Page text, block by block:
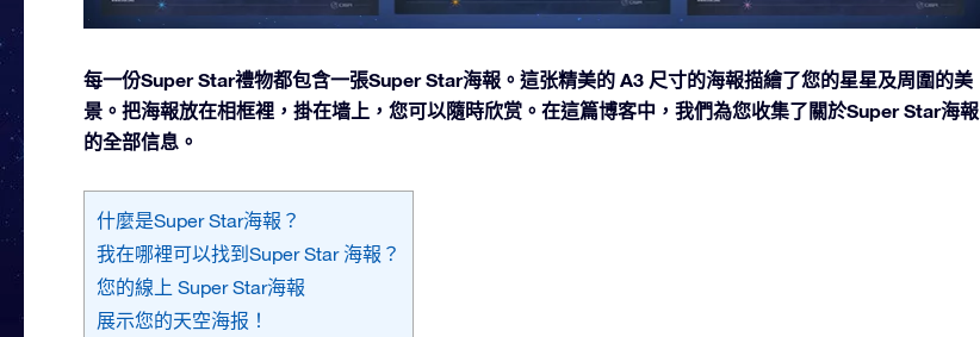
每一份Super Star禮物都包含一張Super Star海報。這张精美的 A3 尺寸的海報描繪了您的星星及周圍的美
景。把海報放在相框裡，掛在墙上，您可以隨時欣赏。在這篇博客中，我們為您收集了關於Super Star海報
的全部信息。
什麼是Super Star海報？
我在哪裡可以找到Super Star 海報？
您的線上 Super Star海報
展示您的天空海报！